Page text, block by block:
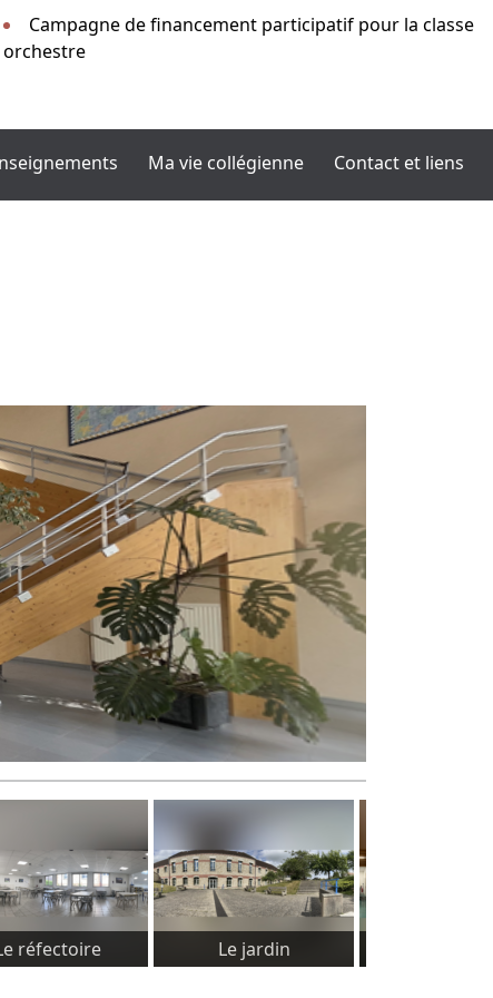
Campagne de financement participatif pour la classe
orchestre
Ma vie collégienne Contact et liens
réfectoire Le jardin